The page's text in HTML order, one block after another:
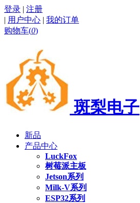
登录 | 注册
| 用户中心 | 我的订单
购物车(0)
斑梨电子
新品
产品中心
LuckFox
树莓派主板
Jetson系列
Milk-V系列
ESP32系列